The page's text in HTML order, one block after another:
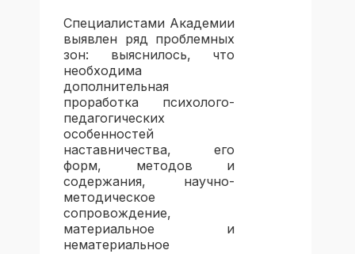
Специалистами Академии
выявлен ряд проблемных
зон: выяснилось, что
необходима
дополнительная
проработка психолого-
педагогических
особенностей
наставничества, его
форм, методов и
содержания, научно-
методическое
сопровождение,
материальное и
нематериальное